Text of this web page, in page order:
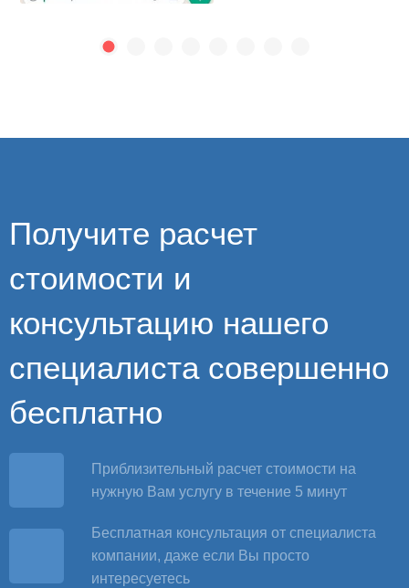
Получите расчет
стоимости и
консультацию нашего
специалиста совершенно
бесплатно
Приблизительный расчет стоимости на
нужную Вам услугу в течение 5 минут
Бесплатная консультация от специалиста
компании, даже если Вы просто
интересуетесь